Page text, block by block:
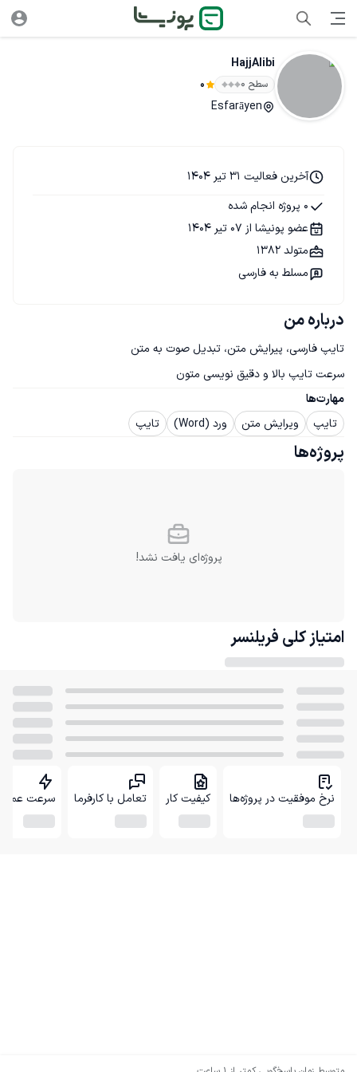
HajjAlibi
سطح ۰ 0
Esfarāyen
درباره من
سرعت تایپ بالا و دقیق نویسی متون
مهارت‌ها
تایپ
ویرایش متن ورد (Word) تایپ
آخرین فعالیت 31 تیر 1404
0 پروژه انجام شده
عضو پونیشا از 07 تیر 1404
متولد 1382
مسلط به فارسی
پروژه‌ها
پروژه‌ای یافت نشد!
امتیاز کلی فریلنسر
نرخ موفقیت در پروژه‌ها کیفیت کار تعامل با کارفرما سرعت عمل